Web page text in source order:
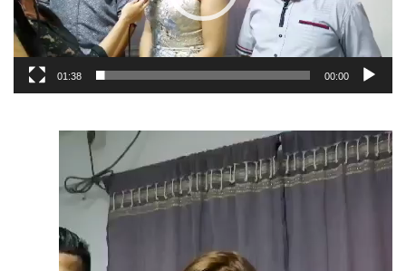
00:00
01:38
مشغل
الفيديو